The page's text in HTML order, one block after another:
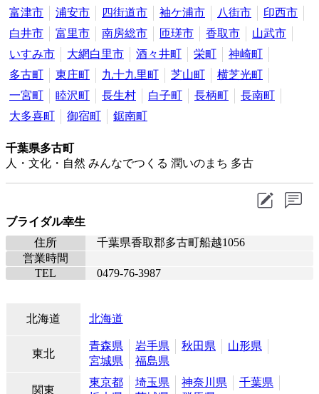
富津市
浦安市 四街道市 袖ケ浦市 八街市
印西市
白井市
富里市 南房総市 匝瑳市 香取市
山武市
いすみ市
大網白里市 酒々井町 栄町
神崎町
多古町
東庄町 九十九里町 芝山町
横芝光町
一宮町
睦沢町 長生村 白子町 長柄町
長南町
大多喜町
御宿町 鋸南町
千葉県多古町
人・文化・自然 みんなでつくる 潤いのまち 多古
ブライダル幸生
住所
千葉県香取郡多古町船越1056
営業時間
TEL
0479-76-3987
北海道 北海道
東北
青森県 岩手県 秋田県
山形県
宮城県
福島県
関東
東京都 埼玉県 神奈川県
千葉県